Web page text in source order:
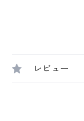
レビュー